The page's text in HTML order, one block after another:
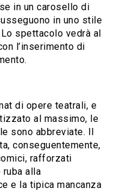
in un carosello di
in uno stile
spettacolo vedrà al
l’inserimento di
di opere teatrali, e
al massimo, le
sono abbreviate. Il
conseguentemente,
rafforzati
ruba alla
e la tipica mancanza